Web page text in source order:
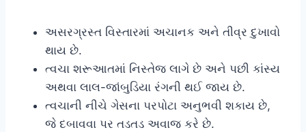
અસરગ્રસ્ત વિસ્તારમાં અચાનક અને તીવ્ર દુખાવો
થાય છે.
ત્વચા શરૂઆતમાં નિસ્તેજ લાગે છે અને પછી કાંસ્ય
અથવા લાલ-જાંબુડિયા રંગની થઈ જાય છે.
ત્વચાની નીચે ગેસના પરપોટા અનુભવી શકાય છે,
જે દબાવવા પર તડતડ અવાજ કરે છે.